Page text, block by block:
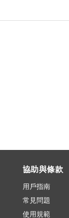
協助與條款
用戶指南
常見問題
使用規範